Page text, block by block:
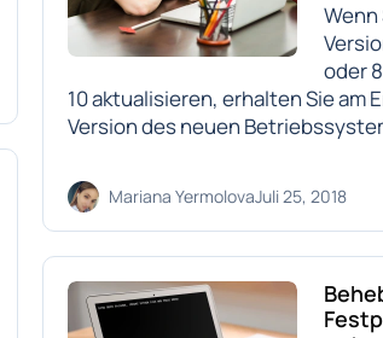
oder
10 aktualisieren, erhalten Sie am
Version des neuen
Mariana YermolovaJuli 25, 2018